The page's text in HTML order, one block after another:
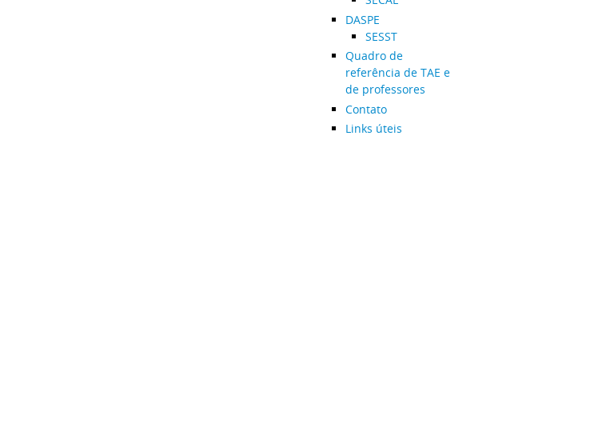
DASPE
SESST
Quadro de
referência de TAE e
de professores
Contato
Links úteis